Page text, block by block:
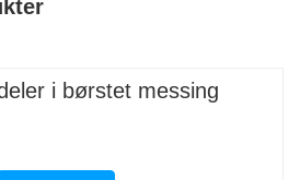
i børstet messing